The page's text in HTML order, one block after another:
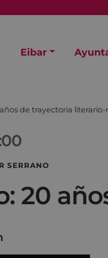
Eibar
de trayectoria
SERRANO
20